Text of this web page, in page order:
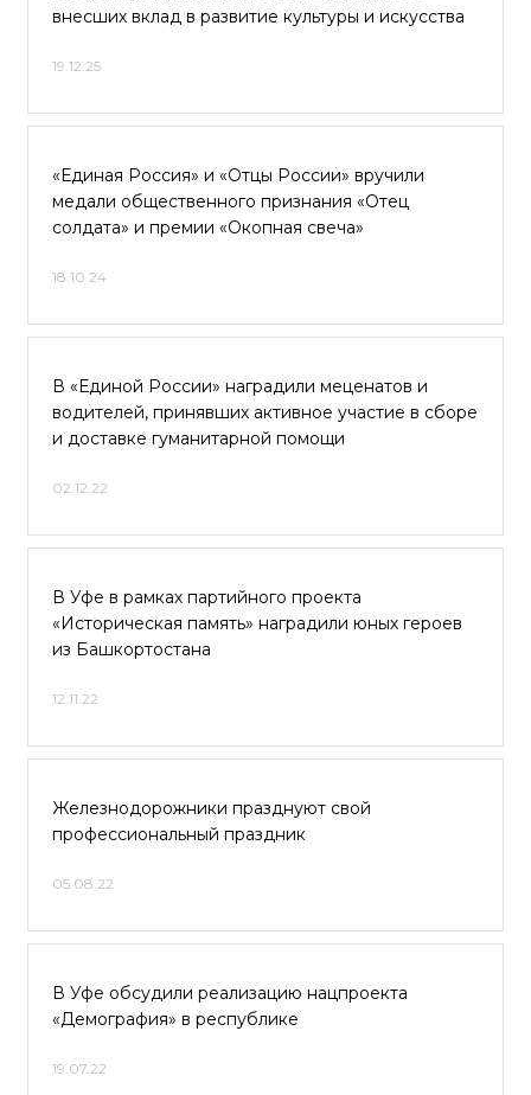
внесших вклад в развитие культуры и искусства
19.12.25
«Единая Россия» и «Отцы России» вручили
медали общественного признания «Отец
солдата» и премии «Окопная свеча»
18.10.24
В «Единой России» наградили меценатов и
водителей, принявших активное участие в сборе
и доставке гуманитарной помощи
02.12.22
В Уфе в рамках партийного проекта
«Историческая память» наградили юных героев
из Башкортостана
12.11.22
Железнодорожники празднуют свой
профессиональный праздник
05.08.22
В Уфе обсудили реализацию нацпроекта
«Демография» в республике
19.07.22